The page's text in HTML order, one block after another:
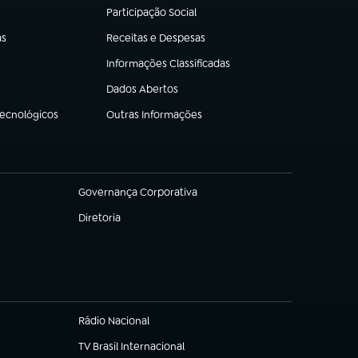
Participação Social
(abre em nova aba)
Receitas e Despesas
(abre em nova aba)
Informações Classificadas
(abre em nova aba)
Dados Abertos
(abre em nova aba)
Outras Informações
(abre em nova aba)
Governança Corporativa
(abre em nova aba)
Diretoria
(abre em nova aba)
Rádio Nacional
TV Brasil Internacional
(abre em nova aba)